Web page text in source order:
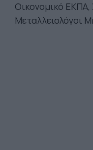
Οικονομικό
Μεταλλειολόγοι